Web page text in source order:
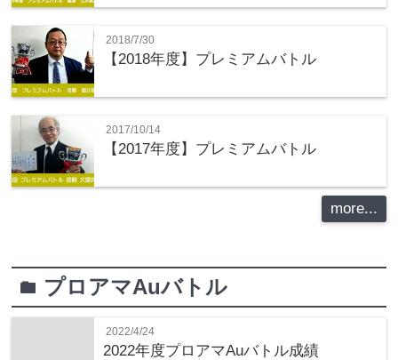
2018/7/30
【2018年度】プレミアムバトル
2017/10/14
【2017年度】プレミアムバトル
more...
folder プロアマAuバトル
2022/4/24
2022年度プロアマAuバトル成績